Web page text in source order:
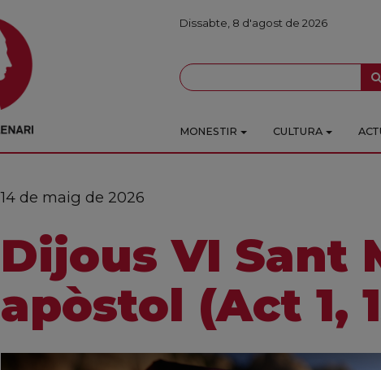
Dissabte, 8 d'agost de 2026
MONESTIR CULTURA
14 de maig de 2026
Dijous VI Sant
apòstol (Act 1,